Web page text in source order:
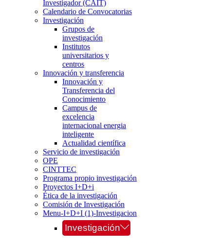
Investigador (CAIT)
Calendario de Convocatorias
Investigación
Grupos de
investigación
Institutos
universitarios y
centros
Innovación y transferencia
Innovación y
Transferencia del
Conocimiento
Campus de
excelencia
internacional energia
inteligente
Actualidad científica
Servicio de investigación
OPE
CINTTEC
Programa propio investigación
Proyectos I+D+i
Ética de la investigación
Comisión de Investigación
Menu-I+D+I (1)-Investigacion
Investigación